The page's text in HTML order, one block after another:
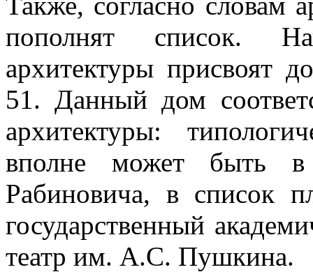
пополнят список.
архитектуры присвоят
51. Данный дом
архитектуры:
вполне может быть
Рабиновича, в список
государственный
театр им. А.С. Пушкина.